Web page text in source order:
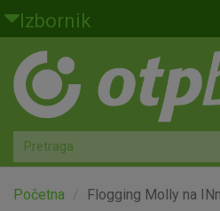
Skoči na glavni sadržaj
Izbornik
Građani
Privatno bankarstvo
Agro
Mala poduzeća i obrtnici
Početna Flogging Molly na